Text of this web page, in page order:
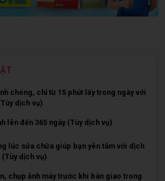
chóng, chỉ từ 15 phút lấy trong ngày với
dịch vụ)
lên đến 365 ngày (Tùy dịch vụ)
lúc sửa chữa giúp bạn yên tâm với dịch
dịch vụ)
chụp ảnh máy trước khi bàn giao trong